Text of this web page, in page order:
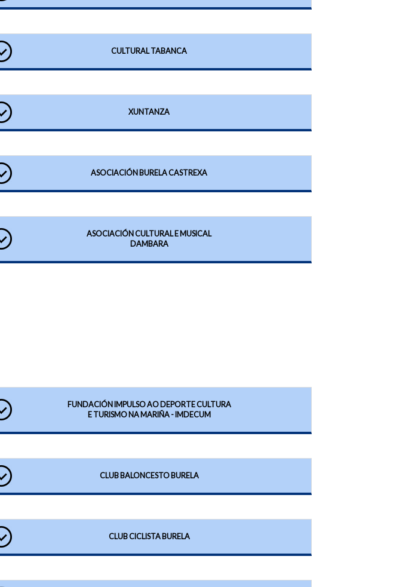
CULTURAL TABANCA
XUNTANZA
ASOCIACIÓN BURELA CASTREXA
ASOCIACIÓN CULTURAL E MUSICAL
DAMBARA
FUNDACIÓN IMPULSO AO DEPORTE CULTURA
E TURISMO NA MARIÑA - IMDECUM
CLUB BALONCESTO BURELA
CLUB CICLISTA BURELA